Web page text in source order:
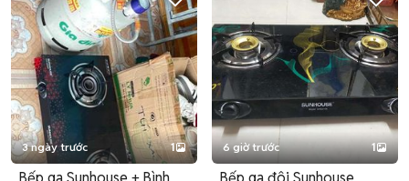
3 ngày trước 1 6 giờ trước 1